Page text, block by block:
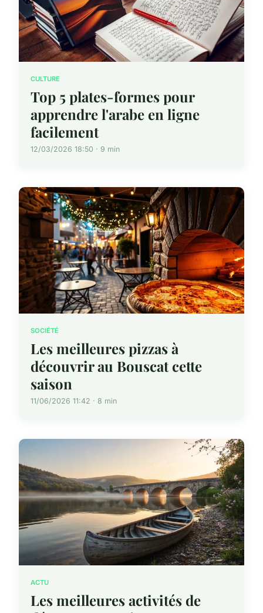
CULTURE
Top 5 plates-formes pour
apprendre l'arabe en ligne
facilement
12/03/2026 18:50 · 9 min
SOCIÉTÉ
Les meilleures pizzas à
découvrir au Bouscat cette
saison
11/06/2026 11:42 · 8 min
ACTU
Les meilleures activités de